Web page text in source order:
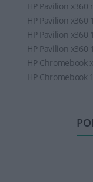
HP Pavilion x360
HP Pavilion x360
HP Pavilion x360
HP Pavilion x360
HP Chromebook
HP Chromebook